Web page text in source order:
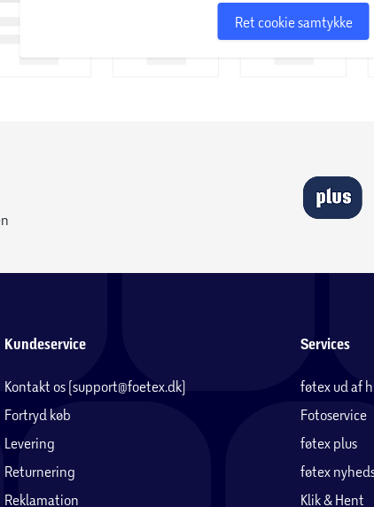
Ret cookie samtykke
Kundeservice
Kontakt os (support@foetex.dk)
Fortryd køb
Levering
Returnering
Reklamation
Services
føtex ud af
Fotoservice
føtex plus
føtex
Klik & Hent